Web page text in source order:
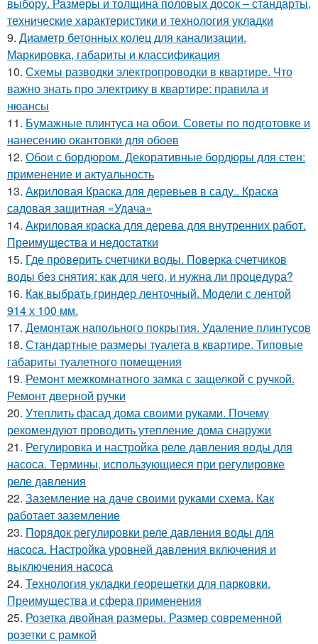
технические характеристики и технология укладки
9. Диаметр бетонных колец для канализации.
Маркировка, габариты и классификация
10. Схемы разводки электропроводки в квартире. Что
важно знать про электрику в квартире: правила и
нюансы
11. Бумажные плинтуса на обои. Советы по подготовке и
нанесению окантовки для обоев
12. Обои с бордюром. Декоративные бордюры для стен:
применение и актуальность
13. Акриловая Краска для деревьев в саду.. Краска
садовая защитная «Удача»
14. Акриловая краска для дерева для внутренних работ.
Преимущества и недостатки
15. Где проверить счетчики воды. Поверка счетчиков
воды без снятия: как для чего, и нужна ли процедура?
16. Как выбрать гриндер ленточный. Модели с лентой
914 х 100 мм.
17. Демонтаж напольного покрытия. Удаление плинтусов
18. Стандартные размеры туалета в квартире. Типовые
габариты туалетного помещения
19. Ремонт межкомнатного замка с защелкой с ручкой.
Ремонт дверной ручки
20. Утеплить фасад дома своими руками. Почему
рекомендуют проводить утепление дома снаружи
21. Регулировка и настройка реле давления воды для
насоса. Термины, использующиеся при регулировке
реле давления
22. Заземление на даче своими руками схема. Как
работает заземление
23. Порядок регулировки реле давления воды для
насоса. Настройка уровней давления включения и
выключения насоса
24. Технология укладки георешетки для парковки.
Преимущества и сфера применения
25. Розетка двойная размеры. Размер современной
розетки с рамкой